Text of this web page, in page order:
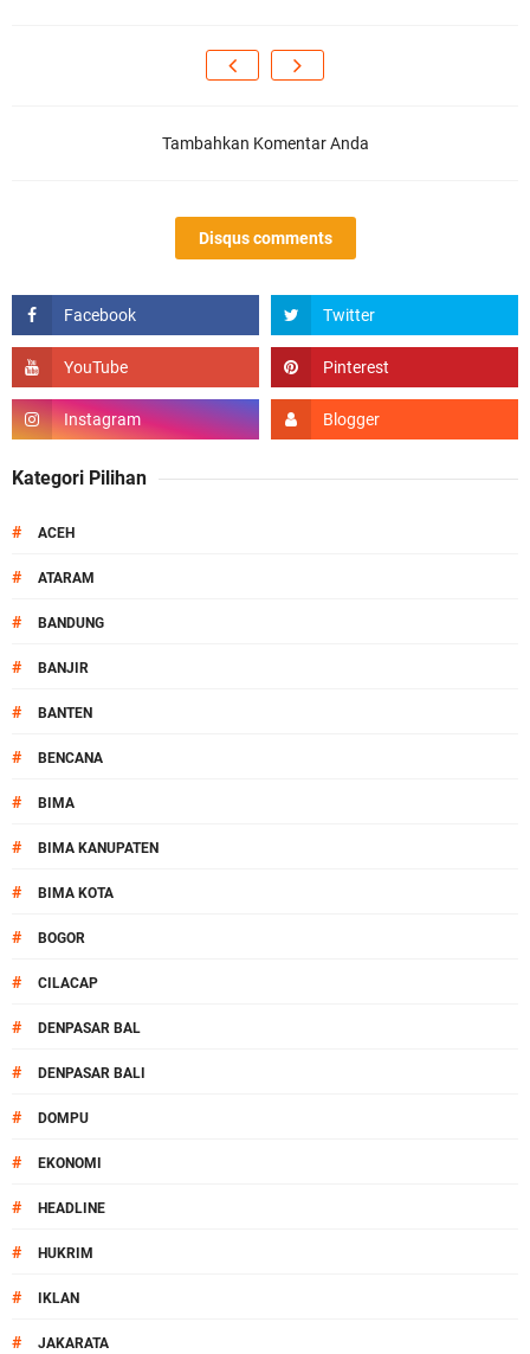
Tambahkan Komentar Anda
Disqus comments
Kategori Pilihan
# ACEH
# ATARAM
# BANDUNG
# BANJIR
# BANTEN
# BENCANA
# BIMA
# BIMA KANUPATEN
# BIMA KOTA
# BOGOR
# CILACAP
# DENPASAR BAL
# DENPASAR BALI
# DOMPU
# EKONOMI
# HEADLINE
# HUKRIM
# IKLAN
# JAKARATA